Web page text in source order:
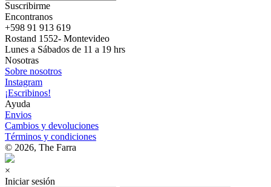
Suscribirme
Encontranos
+598 91 913 619
Rostand 1552- Montevideo
Lunes a Sábados de 11 a 19 hrs
Nosotras
Sobre nosotros
Instagram
¡Escribinos!
Ayuda
Envios
Cambios y devoluciones
Términos y condiciones
© 2026, The Farra
×
Iniciar sesión